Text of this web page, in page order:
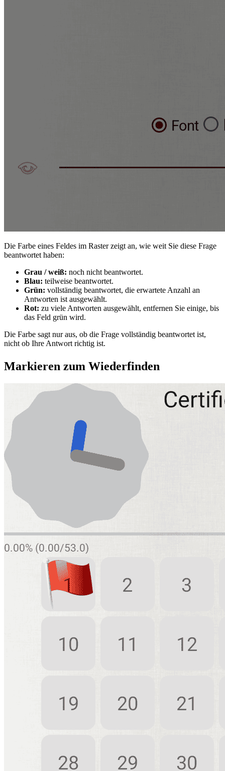
Die Farbe eines Feldes im Raster zeigt an, wie weit Sie diese Frage
beantwortet haben:
Grau / weiß: noch nicht beantwortet.
Blau: teilweise beantwortet.
Grün: vollständig beantwortet, die erwartete Anzahl an
Antworten ist ausgewählt.
Rot: zu viele Antworten ausgewählt, entfernen Sie einige, bis
das Feld grün wird.
Die Farbe sagt nur aus, ob die Frage vollständig beantwortet ist,
nicht ob Ihre Antwort richtig ist.
Markieren zum Wiederfinden